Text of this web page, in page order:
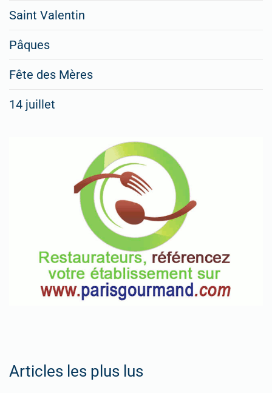
Saint Valentin
Pâques
Fête des Mères
14 juillet
Articles les plus lus